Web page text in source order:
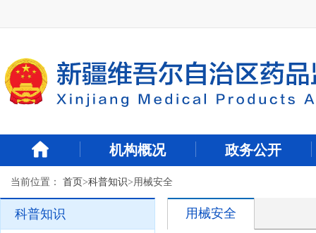
机构概况 政务公开
当前位置： 首页>科普知识>用械安全
科普知识 用械安全
开
无
障
面,
Alt
波